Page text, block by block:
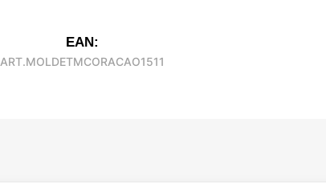
EAN:
ART.MOLDETMCORACAO1511